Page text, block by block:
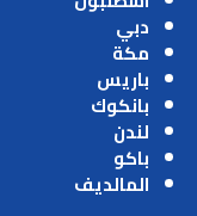
دبي
مكة
باريس
بانكوك
لندن
باكو
المالديف